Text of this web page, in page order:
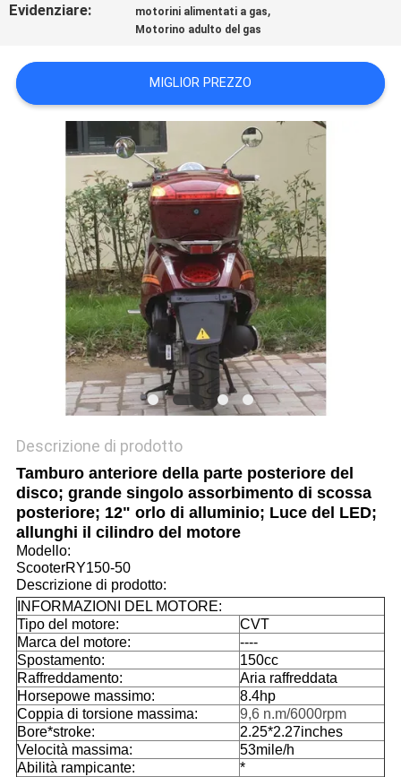
MAPPA
DEL
SITO
POLITICA
PRIVACY
Evidenziare: motorini alimentati a gas,
Motorino adulto del gas
MIGLIOR PREZZO
Descrizione di prodotto
Tamburo anteriore della parte posteriore del
disco; grande singolo assorbimento di scossa
posteriore; 12" orlo di alluminio; Luce del LED;
allunghi il cilindro del motore
Modello:
ScooterRY150-50
Descrizione di prodotto:
INFORMAZIONI DEL MOTORE:
Tipo del motore:
CVT
Marca del motore:
----
Spostamento:
150cc
Raffreddamento:
Aria raffreddata
Horsepowe massimo:
8.4hp
Coppia di torsione massima:
9,6 n.m/6000rpm
Bore*stroke:
2.25*2.27inches
Velocità massima:
53mile/h
Abilità rampicante:
*